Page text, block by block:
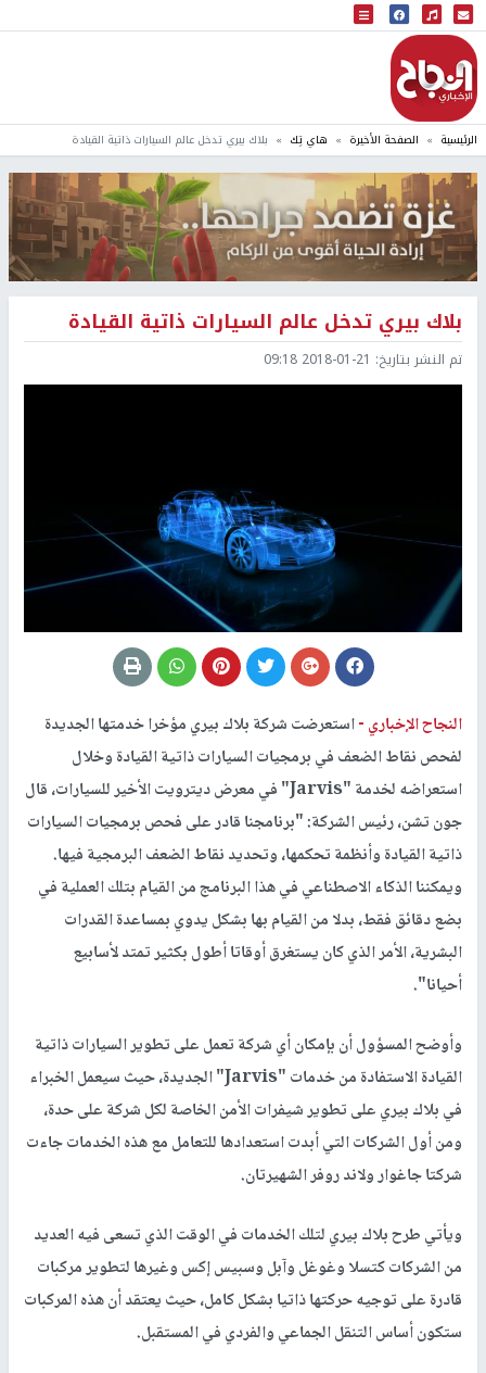
البث المباشر
إذاعة النجاح
الرئيسية الصفحة الأخيرة هاي تِك بلاك بيري تدخل عالم السيارات ذاتية القيادة
بلاك بيري تدخل عالم السيارات ذاتية القيادة
تم النشر بتاريخ: 2018-01-21 09:18
النجاح الإخباري -استعرضت شركة بلاك بيري مؤخرا خدمتها الجديدة
لفحص نقاط الضعف في برمجيات السيارات ذاتية القيادة وخلال
استعراضه لخدمة "Jarvis" في معرض ديترويت الأخير للسيارات، قال
جون تشن، رئيس الشركة: "برنامجنا قادر على فحص برمجيات السيارات
ذاتية القيادة وأنظمة تحكمها، وتحديد نقاط الضعف البرمجية فيها.
ويمكننا الذكاء الاصطناعي في هذا البرنامج من القيام بتلك العملية في
بضع دقائق فقط، بدلا من القيام بها بشكل يدوي بمساعدة القدرات
البشرية، الأمر الذي كان يستغرق أوقاتا أطول بكثير تمتد لأسابيع
أحيانا".
وأوضح المسؤول أن بإمكان أي شركة تعمل على تطوير السيارات ذاتية
القيادة الاستفادة من خدمات "Jarvis" الجديدة، حيث سيعمل الخبراء
في بلاك بيري على تطوير شيفرات الأمن الخاصة لكل شركة على حدة،
ومن أول الشركات التي أبدت استعدادها للتعامل مع هذه الخدمات جاءت
شركتا جاغوار ولاند روفر الشهيرتان.
ويأتي طرح بلاك بيري لتلك الخدمات في الوقت الذي تسعى فيه العديد
من الشركات كتسلا وغوغل وآبل وسبيس إكس وغيرها لتطوير مركبات
قادرة على توجيه حركتها ذاتيا بشكل كامل، حيث يعتقد أن هذه المركبات
ستكون أساس التنقل الجماعي والفردي في المستقبل.